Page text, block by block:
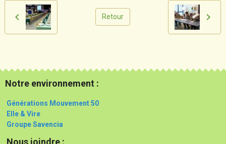
Retour
Notre environnement :
Générations Mouvement 50
Elle & Vire
Groupe Savencia
Nous joindre :